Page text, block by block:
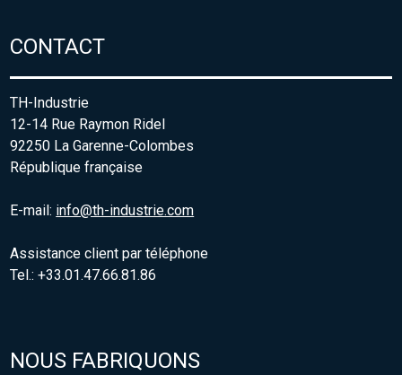
CONTACT
TH-Industrie
12-14 Rue Raymon Ridel
92250 La Garenne-Colombes
République française
E-mail: info@th-industrie.com
Assistance client par téléphone
Tel.: +33.01.47.66.81.86
NOUS FABRIQUONS